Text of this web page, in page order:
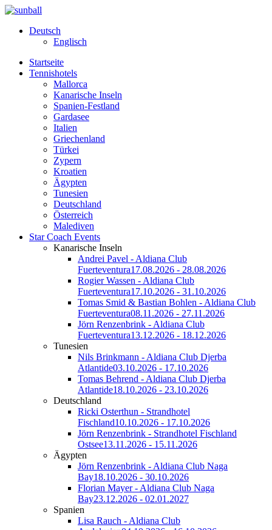
Deutsch
Englisch
Startseite
Tennishotels
Mallorca
Kanarische Inseln
Spanien-Festland
Gardasee
Italien
Griechenland
Türkei
Zypern
Kroatien
Ägypten
Tunesien
Deutschland
Österreich
Malediven
Star Coach Events
Kanarische Inseln
Andrei Pavel - Aldiana Club
Fuerteventura17.08.2026 - 28.08.2026
Rogier Wassen - Aldiana Club
Fuerteventura17.10.2026 - 31.10.2026
Tomas Smid & Bastian Bohlen - Aldiana Club
Fuerteventura08.11.2026 - 27.11.2026
Jörn Renzenbrink - Aldiana Club
Fuerteventura13.12.2026 - 18.12.2026
Tunesien
Nils Brinkmann - Aldiana Club Djerba
Atlantide03.10.2026 - 17.10.2026
Tomas Behrend - Aldiana Club Djerba
Atlantide18.10.2026 - 23.10.2026
Deutschland
Ricki Osterthun - Strandhotel
Fischland10.10.2026 - 17.10.2026
Jörn Renzenbrink - Strandhotel Fischland
Ostsee13.11.2026 - 15.11.2026
Ägypten
Jörn Renzenbrink - Aldiana Club Naga
Bay18.10.2026 - 30.10.2026
Florian Mayer - Aldiana Club Naga
Bay23.12.2026 - 02.01.2027
Spanien
Lisa Rauch - Aldiana Club